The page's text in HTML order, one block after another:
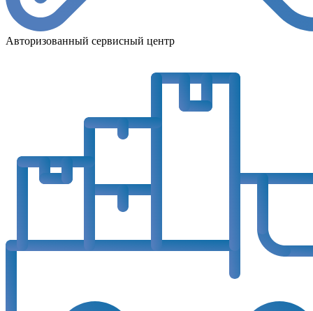
Авторизованный сервисный центр